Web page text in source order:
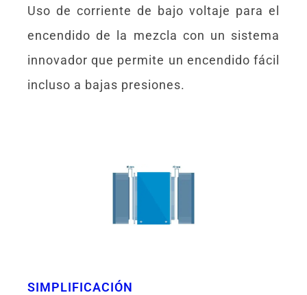
Uso de corriente de bajo voltaje para el
encendido de la mezcla con un sistema
innovador que permite un encendido fácil
incluso a bajas presiones.
SIMPLIFICACIÓN